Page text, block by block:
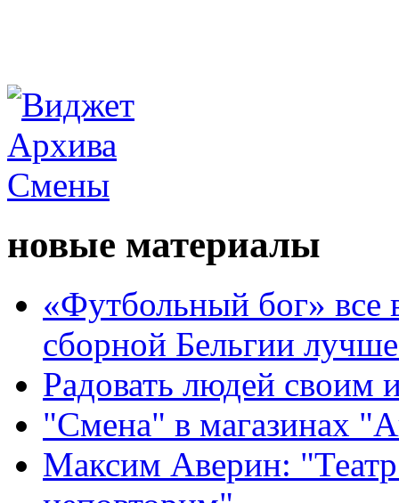
новые материалы
«Футбольный бог» все
сборной Бельгии
Радовать людей своим
"Смена" в магазинах
Максим Аверин: